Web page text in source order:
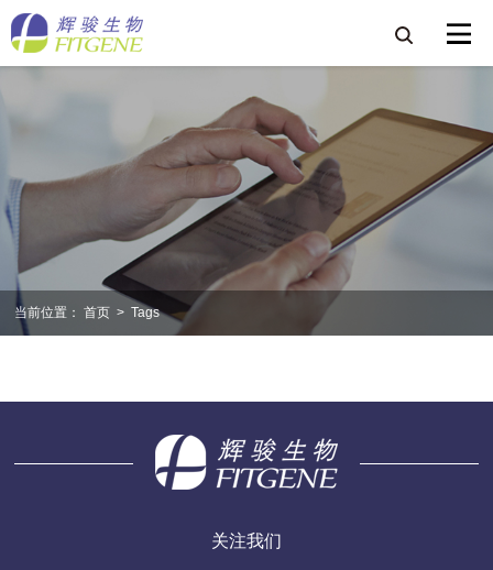
当前位置： 首页 > Tags
关注我们